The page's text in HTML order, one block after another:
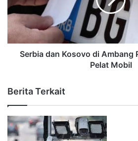
Serbia dan Kosovo di Ambang
Pelat Mobil
Berita Terkait